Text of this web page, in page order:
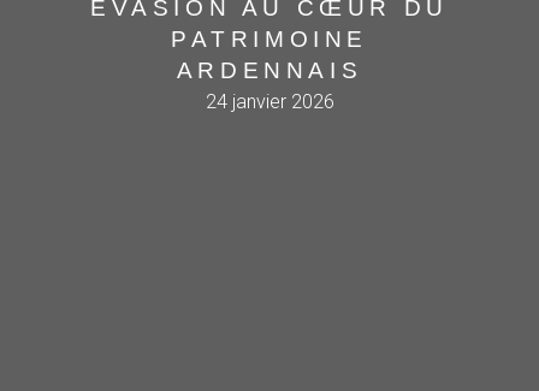
ÉVASION AU CŒUR DU
PATRIMOINE
ARDENNAIS
24 janvier 2026